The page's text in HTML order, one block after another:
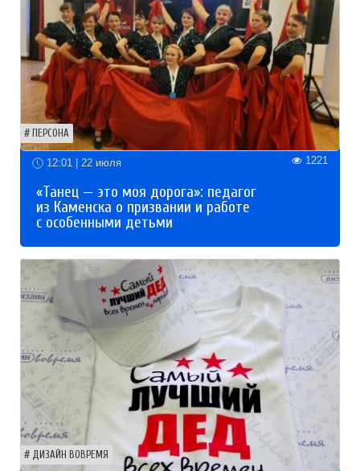
ПЕРСОНА
12:01 | 22 июля 1221
«Танец — это моя дорога»: педагог
из Каменска о призвании и работе
с особенными детьми
ДИЗАЙН ВОВРЕМЯ